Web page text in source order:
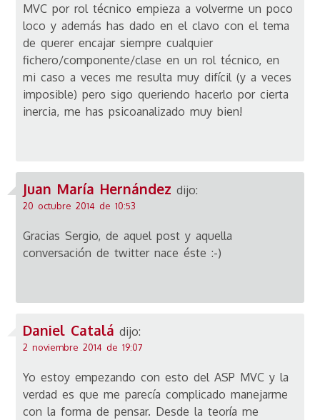
MVC por rol técnico empieza a volverme un poco
loco y además has dado en el clavo con el tema
de querer encajar siempre cualquier
fichero/componente/clase en un rol técnico, en
mi caso a veces me resulta muy difícil (y a veces
imposible) pero sigo queriendo hacerlo por cierta
inercia, me has psicoanalizado muy bien!
Juan María Hernández dijo:
20 octubre 2014 de 10:53
Gracias Sergio, de aquel post y aquella
conversación de twitter nace éste :-)
Daniel Catalá dijo:
2 noviembre 2014 de 19:07
Yo estoy empezando con esto del ASP MVC y la
verdad es que me parecía complicado manejarme
con la forma de pensar. Desde la teoría me